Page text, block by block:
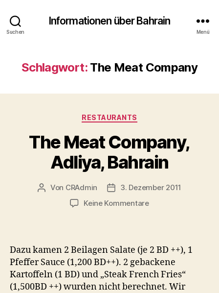
Suchen
Informationen über Bahrain
Menü
Schlagwort: The Meat Company
Kategorien
RESTAURANTS
The Meat Company,
Adliya, Bahrain
Beitragsautor
Von CRAdmin Veröffentlichungsdatum
3. Dezember 2011
Keine Kommentarezu
Adliya,
Bahrain
Dazu kamen 2 Beilagen Salate (je 2 BD ++), 1
Pfeffer Sauce (1,200 BD++). 2 gebackene
Kartoffeln (1 BD) und „Steak French Fries“
(1,500BD ++) wurden nicht berechnet. Wir